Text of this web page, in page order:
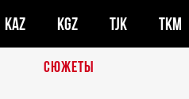
KAZ KGZ TJK TKM
СЮЖЕТЫ